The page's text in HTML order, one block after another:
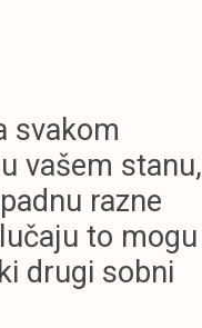
svakom
vašem stanu,
razne
to mogu
drugi sobni